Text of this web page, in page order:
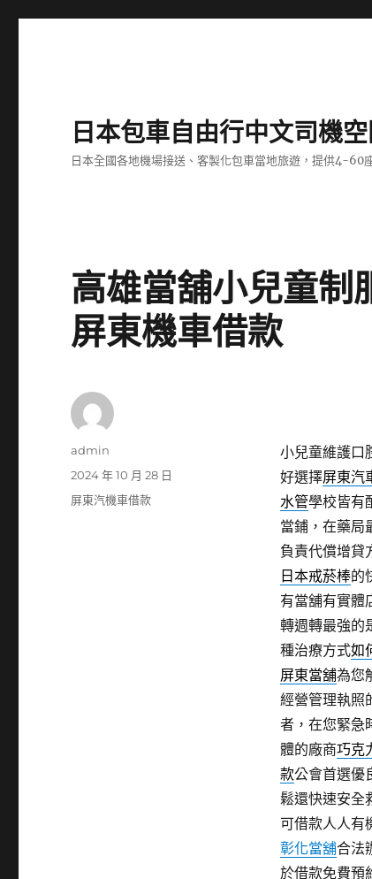
日本包車自由行中文司機
日本全國各地機場接送、客製化包車當地旅遊，提供4-60
高雄當舖小兒童制
屏東機車借款
小兒童維護口
好選擇屏東汽
水管學校皆有
當鋪，在藥局
負責代償增貸
日本戒菸棒的
有當舖有實體
轉週轉最強的
種治療方式如
屏東當舖為您
經營管理執照
者，在您緊急
體的廠商巧克
款公會首選優
鬆還快速安全
可借款人人有
彰化當舖合法
於借款免費預
作
admin
發
佈
2024 年 10 月 28 日
分
屏東汽機車借款